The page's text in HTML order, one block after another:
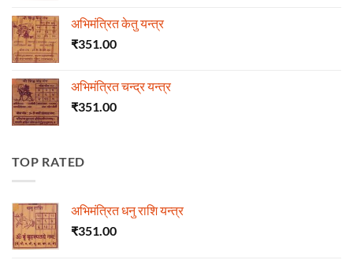
अभिमंत्रित केतु यन्त्र
₹351.00
अभिमंत्रित चन्द्र यन्त्र
₹351.00
TOP RATED
अभिमंत्रित धनु राशि यन्त्र
₹351.00